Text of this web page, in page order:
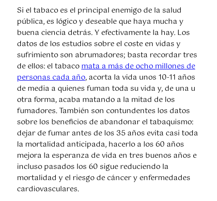
Si el tabaco es el principal enemigo de la salud
pública, es lógico y deseable que haya mucha y
buena ciencia detrás. Y efectivamente la hay. Los
datos de los estudios sobre el coste en vidas y
sufrimiento son abrumadores; basta recordar tres
de ellos: el tabacomata a más de ocho millones de
personas cada año, acorta la vida unos 10-11 años
de media a quienes fuman toda su vida y, de una u
otra forma, acaba matando a la mitad de los
fumadores. También son contundentes los datos
sobre los beneficios de abandonar el tabaquismo:
dejar de fumar antes de los 35 años evita casi toda
la mortalidad anticipada, hacerlo a los 60 años
mejora la esperanza de vida en tres buenos años e
incluso pasados los 60 sigue reduciendo la
mortalidad y el riesgo de cáncer y enfermedades
cardiovasculares.